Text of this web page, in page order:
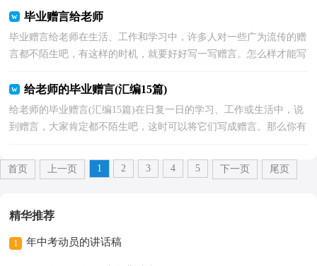
毕业赠言给老师
毕业赠言给老师在生活、工作和学习中，许多人对一些广为流传的赠
言都不陌生吧，有这样的时机，就要好好写一写赠言。怎么样才能写
给老师的毕业赠言(汇编15篇)
给老师的毕业赠言(汇编15篇)在日复一日的学习、工作或生活中，说
到赠言，大家肯定都不陌生吧，这时可以将它们写成赠言。那么你有
首页 上一页 1 2 3 4 5 下一页 尾页
精华推荐
1 年中考动员的讲话稿